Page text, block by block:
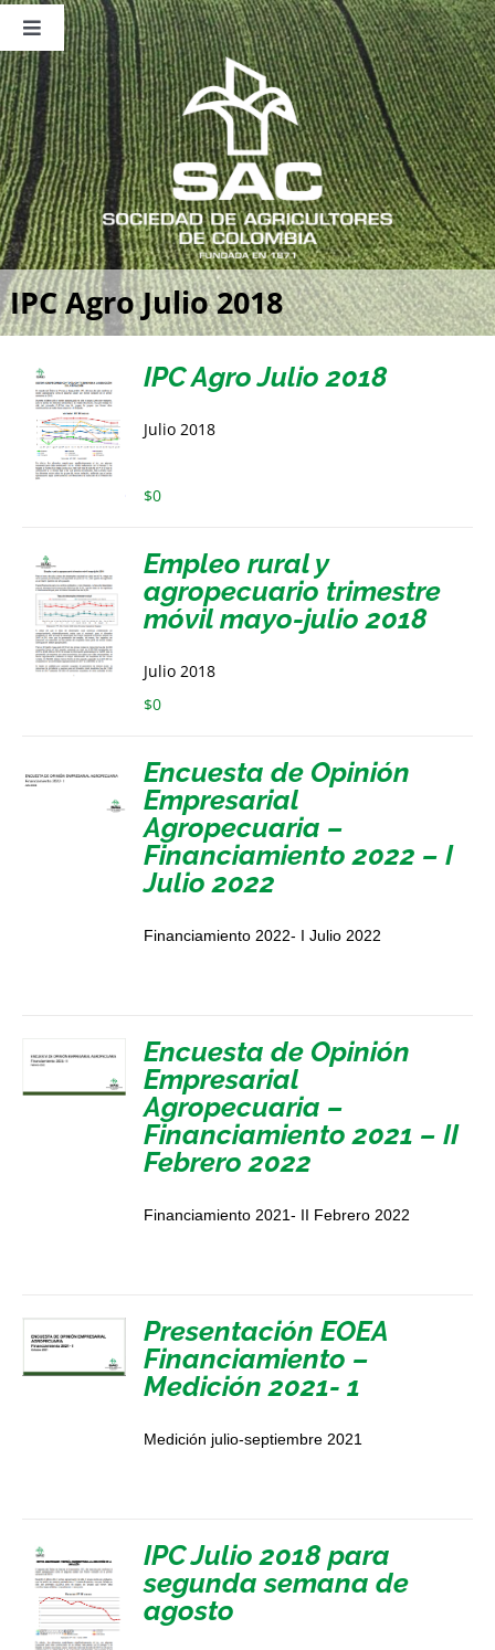
Saltar
contenido
Toggle
Navigation
Nosotros
Publicaciones
Sala de Prensa
Eventos
IPC Agro Julio 2018
IPC Agro Julio 2018
Julio 2018
$0
Empleo rural y
agropecuario trimestre
móvil mayo-julio 2018
Julio 2018
$0
Encuesta de Opinión
Empresarial
Agropecuaria –
Financiamiento 2022 – I
Julio 2022
Financiamiento 2022- I Julio 2022
Encuesta de Opinión
Empresarial
Agropecuaria –
Financiamiento 2021 – II
Febrero 2022
Financiamiento 2021- II Febrero 2022
Presentación EOEA
Financiamiento –
Medición 2021- 1
Medición julio-septiembre 2021
IPC Julio 2018 para
segunda semana de
agosto